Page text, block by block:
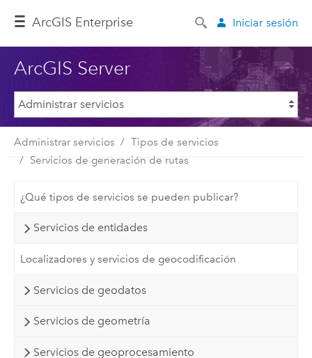
ArcGIS Enterprise Iniciar sesión
ArcGIS Server
Administrar servicios
Tipos de servicios
Servicios de generación de rutas
¿Qué tipos de servicios se pueden publicar?
Servicios de entidades
Localizadores y servicios de geocodificación
Servicios de geodatos
Servicios de geometría
Servicios de geoprocesamiento